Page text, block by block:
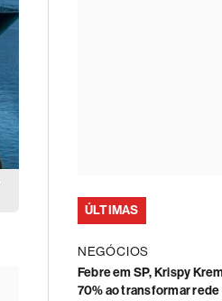
ÚLTIMAS
NEGÓCIOS
Febre em SP, Krispy
70% ao transformar